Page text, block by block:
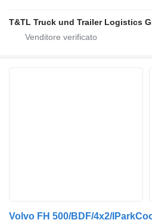
T&TL Truck und Trailer Logistics
Volvo FH 500/BDF/4x2/